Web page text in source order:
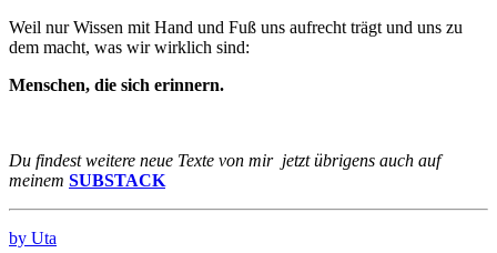
Weil nur Wissen mit Hand und Fuß uns aufrecht trägt und uns zu
dem macht, was wir wirklich sind:
Menschen, die sich erinnern.
Du findest weitere neue Texte von mir jetzt übrigens auch auf
meinem SUBSTACK
by Uta